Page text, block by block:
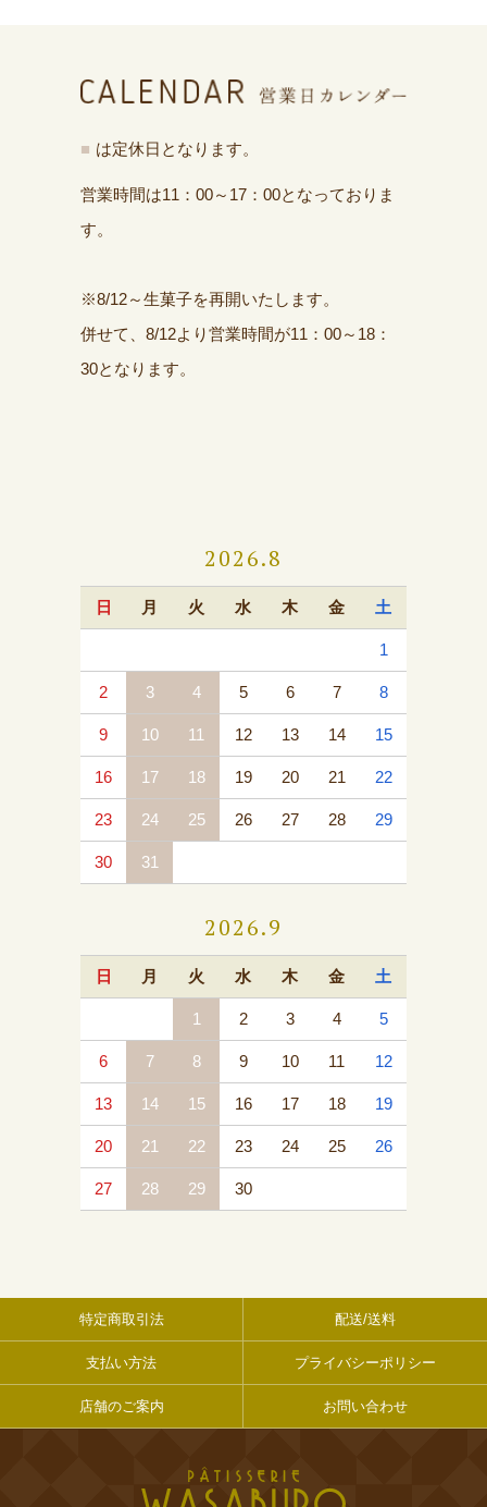
■ は定休日となります。
営業時間は11：00～17：00となっておりま
す。
※8/12～生菓子を再開いたします。
併せて、8/12より営業時間が11：00～18：
30となります。
2026.8
日 月 火 水 木 金 土
1
2 3 4 5 6 7 8
9 10 11 12 13 14 15
16 17 18 19 20 21 22
23 24 25 26 27 28 29
30 31
2026.9
日 月 火 水 木 金 土
1 2 3 4 5
6 7 8 9 10 11 12
13 14 15 16 17 18 19
20 21 22 23 24 25 26
27 28 29 30
特定商取引法 配送/送料
支払い方法 プライバシーポリシー
店舗のご案内 お問い合わせ